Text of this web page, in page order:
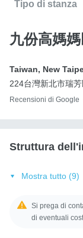
Tipo di stanza
九份高媽
Taiwan, New
224台灣新北市瑞
Recensioni di Google
Struttura
Mostra tutto (9)
Si prega di
di eventuali